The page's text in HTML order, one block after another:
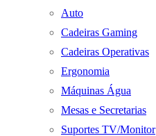
Auto
Cadeiras Gaming
Cadeiras Operativas
Ergonomia
Máquinas Água
Mesas e Secretarias
Suportes TV/Monitor